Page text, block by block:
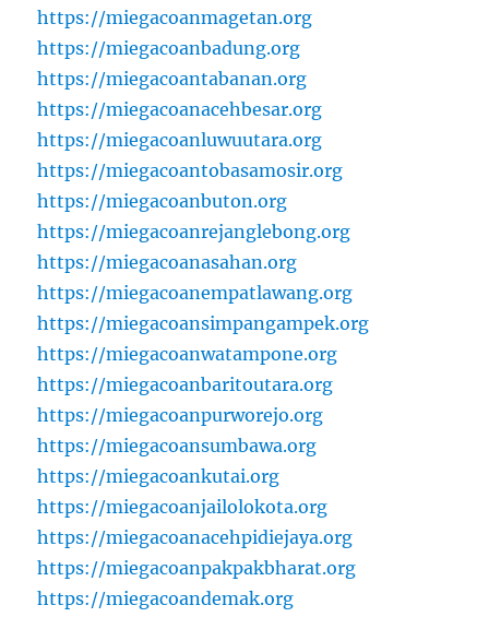
https://miegacoanmagetan.org
https://miegacoanbadung.org
https://miegacoantabanan.org
https://miegacoanacehbesar.org
https://miegacoanluwuutara.org
https://miegacoantobasamosir.org
https://miegacoanbuton.org
https://miegacoanrejanglebong.org
https://miegacoanasahan.org
https://miegacoanempatlawang.org
https://miegacoansimpangampek.org
https://miegacoanwatampone.org
https://miegacoanbaritoutara.org
https://miegacoanpurworejo.org
https://miegacoansumbawa.org
https://miegacoankutai.org
https://miegacoanjailolokota.org
https://miegacoanacehpidiejaya.org
https://miegacoanpakpakbharat.org
https://miegacoandemak.org